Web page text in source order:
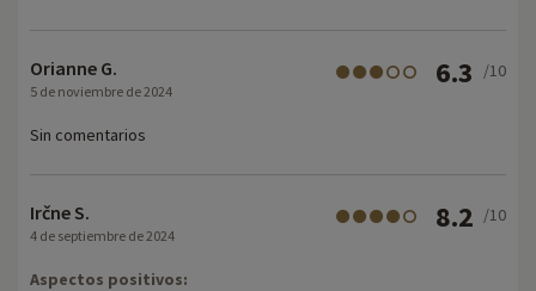
Orianne G.
5 de noviembre de 2024
6.3 /10
Sin comentarios
Irčne S.
4 de septiembre de 2024
8.2 /10
Aspectos positivos: